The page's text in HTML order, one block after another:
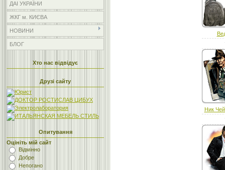
ДАІ УКРАЇНИ
ЖКГ м. КИЄВА
НОВИНИ
БЛОГ
Хто нас відвідує
Друзі сайту
Опитування
Оцініть мій сайт
Відмінно
Добре
Непогано
Ник